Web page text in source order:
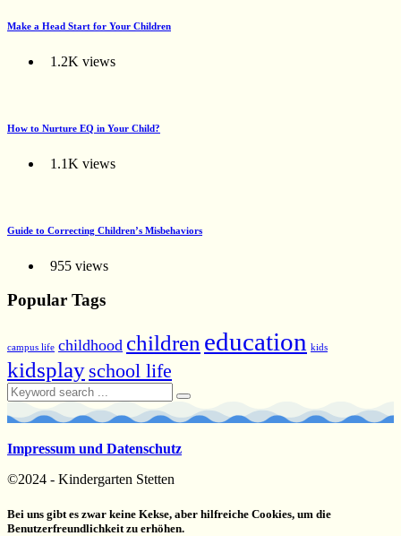
Make a Head Start for Your Children
1.2K views
How to Nurture EQ in Your Child?
1.1K views
Guide to Correcting Children’s Misbehaviors
955 views
Popular Tags
campus life childhood children education kids
kidsplay school life
Impressum und Datenschutz
©2024 - Kindergarten Stetten
Bei uns gibt es zwar keine Kekse, aber hilfreiche Cookies, um die
Benutzerfreundlichkeit zu erhöhen.